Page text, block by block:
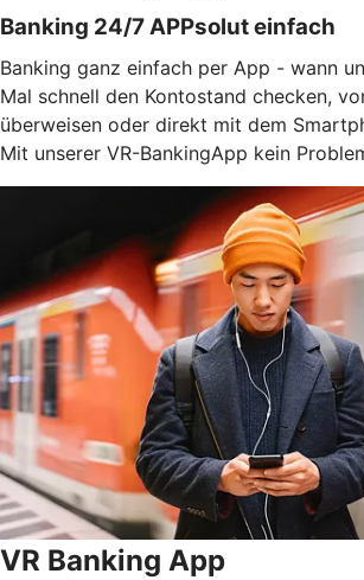
Banking 24/7 APPsolut einfach
Banking ganz einfach per App - wann
Mal schnell den Kontostand checken,
überweisen oder direkt mit dem
Mit unserer VR-BankingApp kein
VR Banking App